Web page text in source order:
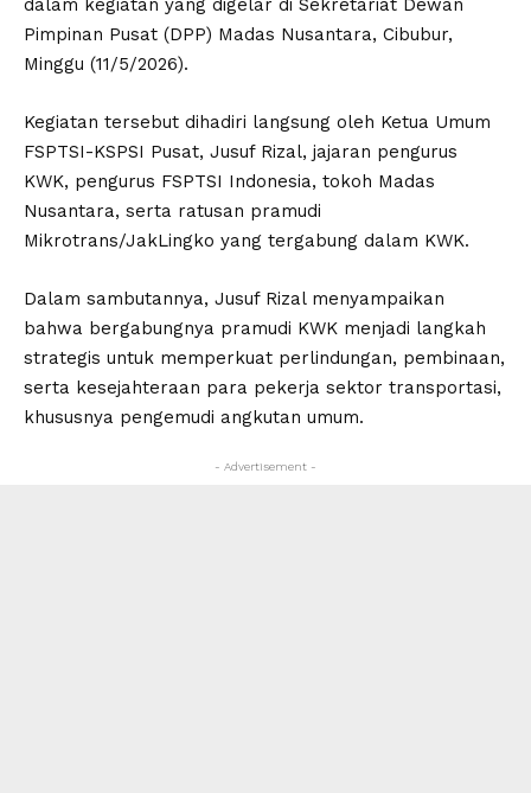
Pimpinan Pusat (DPP) Madas Nusantara, Cibubur,
Minggu (11/5/2026).
Kegiatan tersebut dihadiri langsung oleh Ketua Umum
FSPTSI-KSPSI Pusat, Jusuf Rizal, jajaran pengurus
KWK, pengurus FSPTSI Indonesia, tokoh Madas
Nusantara, serta ratusan pramudi
Mikrotrans/JakLingko yang tergabung dalam KWK.
Dalam sambutannya, Jusuf Rizal menyampaikan
bahwa bergabungnya pramudi KWK menjadi langkah
strategis untuk memperkuat perlindungan, pembinaan,
serta kesejahteraan para pekerja sektor transportasi,
khususnya pengemudi angkutan umum.
- Advertisement -